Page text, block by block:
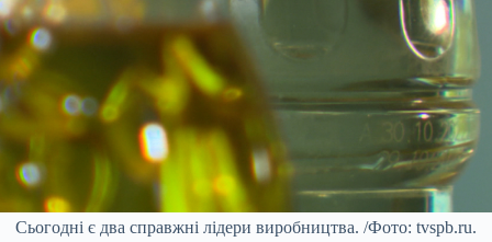
Сьогодні є два справжні лідери виробництва. /Фото: tvspb.ru.